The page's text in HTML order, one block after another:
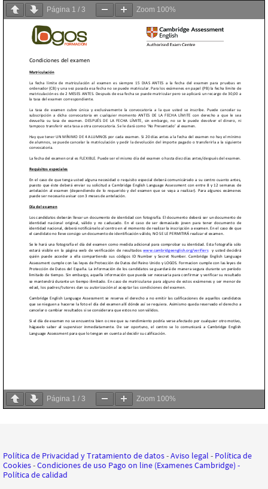
Página 1 / 3 Zoom 100%
Página 1 / 3 Zoom 100%
Política de Privacidad y Tratamiento de datos-Aviso legal - Política de
Cookies-Condiciones de uso Pago on line (Examenes Cambridge) -
Política de calidad